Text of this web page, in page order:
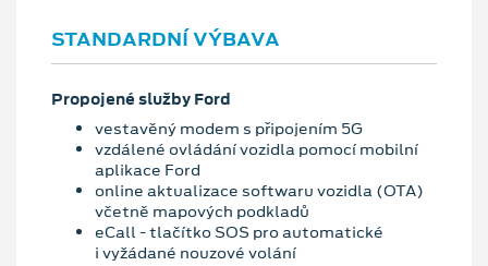
STANDARDNÍ VÝBAVA
Propojené služby Ford
vestavěný modem s připojením 5G
vzdálené ovládání vozidla pomocí mobilní
aplikace Ford
online aktualizace softwaru vozidla (OTA)
včetně mapových podkladů
eCall - tlačítko SOS pro automatické
i vyžádané nouzové volání